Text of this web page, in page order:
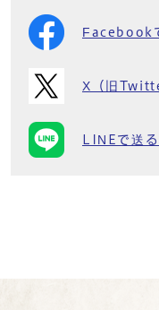
Facebook
X（旧
LINEで送る